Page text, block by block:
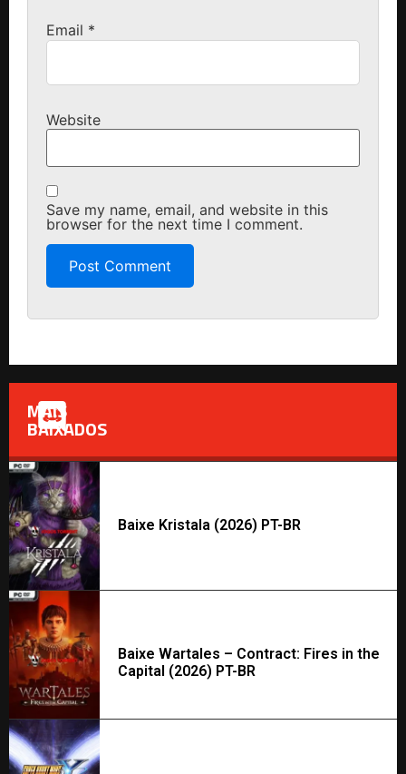
Email *
Website
Save my name, email, and website in this
browser for the next time I comment.
MAIS
BAIXADOS
Baixe Kristala (2026) PT-BR
Baixe Wartales – Contract: Fires in the
Capital (2026) PT-BR